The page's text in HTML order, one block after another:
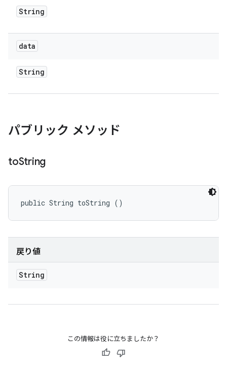
String
data
String
パブリック メソッド
toString
public String toString ()
戻り値
String
この情報は役に立ちましたか？